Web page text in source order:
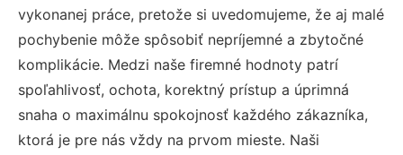
vykonanej práce, pretože si uvedomujeme, že aj malé
pochybenie môže spôsobiť nepríjemné a zbytočné
komplikácie. Medzi naše firemné hodnoty patrí
spoľahlivosť, ochota, korektný prístup a úprimná
snaha o maximálnu spokojnosť každého zákazníka,
ktorá je pre nás vždy na prvom mieste. Naši